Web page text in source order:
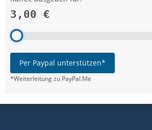
3,00 €
Per Paypal unterstützen*
*Weiterleitung zu PayPal.Me